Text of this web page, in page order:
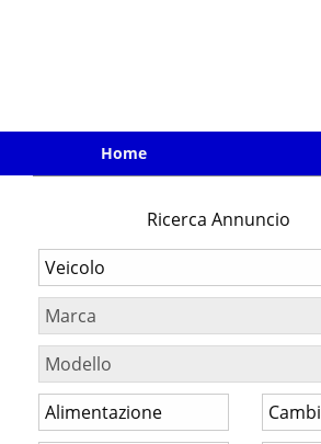
Home
Ricerca Annuncio